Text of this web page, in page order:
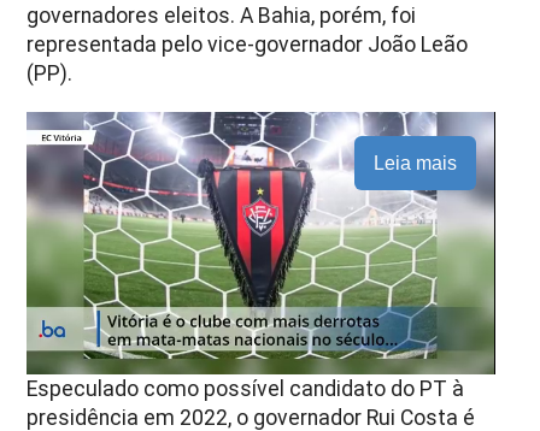
governadores eleitos. A Bahia, porém, foi
representada pelo vice-governador João Leão
(PP).
Leia mais
Especulado como possível candidato do PT à
presidência em 2022, o governador Rui Costa é